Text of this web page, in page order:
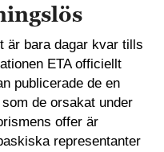
är bara dagar kvar tills
ETA officiellt
publicerade de en
de orsakat under
offer är
representanter